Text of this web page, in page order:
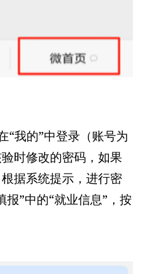
“我的”中登录（账号为
时修改的密码，如果
据系统提示，进行密
报”中的“就业信息”，按